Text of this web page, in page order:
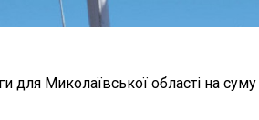
для Миколаївської області на суму